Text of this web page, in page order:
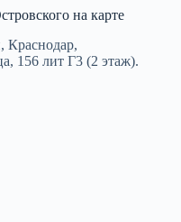
на карте
Краснодар,
156 лит Г3 (2 этаж).